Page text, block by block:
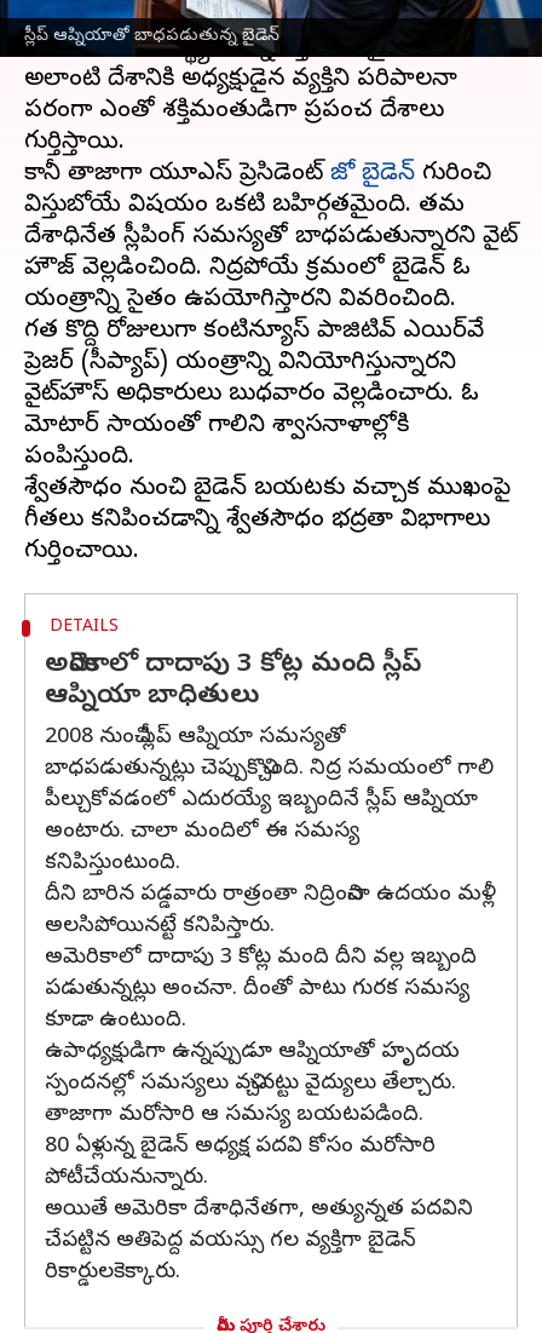
స్లీప్‌ ఆప్నియాతో బాధపడుతున్న బైడెన్
అగ్రరాజ్యంఅమెరికాఅంటే ప్రపంచ దేశాలనే
శాసించగల సామర్థ్యం ఉన్న శక్తిమంతమైన దేశం.
అలాంటి దేశానికి అధ్యక్షుడైన వ్యక్తిని పరిపాలనా
పరంగా ఎంతో శక్తిమంతుడిగా ప్రపంచ దేశాలు
గుర్తిస్తాయి.
కానీ తాజాగా యూఎస్ ప్రెసిడెంట్ జో బైడెన్‌ గురించి
విస్తుబోయే విషయం ఒకటి బహిర్గతమైంది. తమ
దేశాధినేత స్లీపింగ్ సమస్యతో బాధపడుతున్నారని వైట్
హౌజ్ వెల్లడించింది. నిద్రపోయే క్రమంలో బైడెన్ ఓ
యంత్రాన్ని సైతం ఉపయోగిస్తారని వివరించింది.
గత కొద్ది రోజులుగా కంటిన్యూస్‌ పాజిటివ్‌ ఎయిర్‌వే
ప్రెజర్‌ (సీప్యాప్) యంత్రాన్ని వినియోగిస్తున్నారని
వైట్‌హౌస్‌ అధికారులు బుధవారం వెల్లడించారు. ఓ
మోటార్‌ సాయంతో గాలిని శ్వాసనాళాల్లోకి
పంపిస్తుంది.
శ్వేతసౌధం నుంచి బైడెన్ బయటకు వచ్చాక ముఖంపై
గీతలు కనిపించడాన్ని శ్వేతసౌధం భద్రతా విభాగాలు
DETAILS
అమెరికాలో దాదాపు 3 కోట్ల మంది స్లీప్‌
ఆప్నియా బాధితులు
2008 నుంచి స్లీప్‌ ఆప్నియా సమస్యతో
బాధపడుతున్నట్లు చెప్పుకొచ్చింది. నిద్ర సమయంలో గాలి
పీల్చుకోవడంలో ఎదురయ్యే ఇబ్బందినే స్లీప్‌ ఆప్నియా
అంటారు. చాలా మందిలో ఈ సమస్య
కనిపిస్తుంటుంది.
దీని బారిన పడ్డవారు రాత్రంతా నిద్రించినా ఉదయం మళ్లీ
అలసిపోయినట్టే కనిపిస్తారు.
అమెరికాలో దాదాపు 3 కోట్ల మంది దీని వల్ల ఇబ్బంది
పడుతున్నట్లు అంచనా. దీంతో పాటు గురక సమస్య
కూడా ఉంటుంది.
ఉపాధ్యక్షుడిగా ఉన్నప్పుడూ ఆప్నియాతో హృదయ
స్పందనల్లో సమస్యలు వచ్చినట్టు వైద్యులు తేల్చారు.
తాజాగా మరోసారి ఆ సమస్య బయటపడింది.
80 ఏళ్లున్న బైడెన్‌ అధ్యక్ష పదవి కోసం మరోసారి
పోటీచేయనున్నారు.
అయితే అమెరికా దేశాధినేతగా, అత్యున్నత పదవిని
చేపట్టిన అతిపెద్ద వయస్సు గల వ్యక్తిగా బైడెన్
రికార్డులకెక్కారు.
మీరు పూర్తి చేశారు